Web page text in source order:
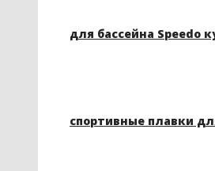
для бассейна Speedo
спортивные плавки